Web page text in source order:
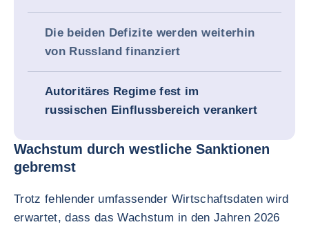
Die beiden Defizite werden weiterhin
von Russland finanziert
Autoritäres Regime fest im
russischen Einflussbereich verankert
Wachstum durch westliche Sanktionen
gebremst
Trotz fehlender umfassender Wirtschaftsdaten wird
erwartet, dass das Wachstum in den Jahren 2026